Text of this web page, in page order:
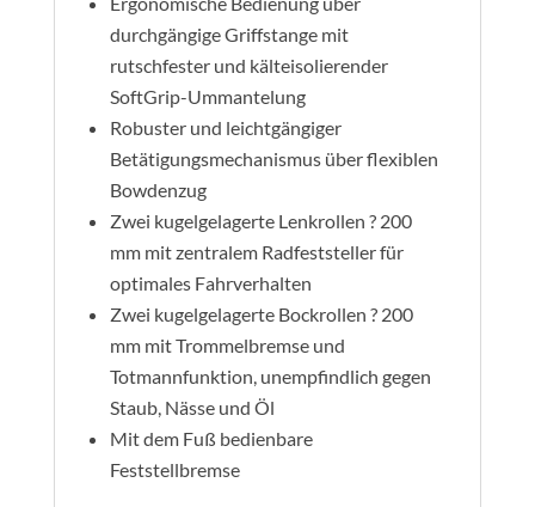
durchgängige Griffstange mit
rutschfester und kälteisolierender
SoftGrip-Ummantelung
Robuster und leichtgängiger
Betätigungsmechanismus über flexiblen
Bowdenzug
Zwei kugelgelagerte Lenkrollen ? 200
mm mit zentralem Radfeststeller für
optimales Fahrverhalten
Zwei kugelgelagerte Bockrollen ? 200
mm mit Trommelbremse und
Totmannfunktion, unempfindlich gegen
Staub, Nässe und Öl
Mit dem Fuß bedienbare
Feststellbremse